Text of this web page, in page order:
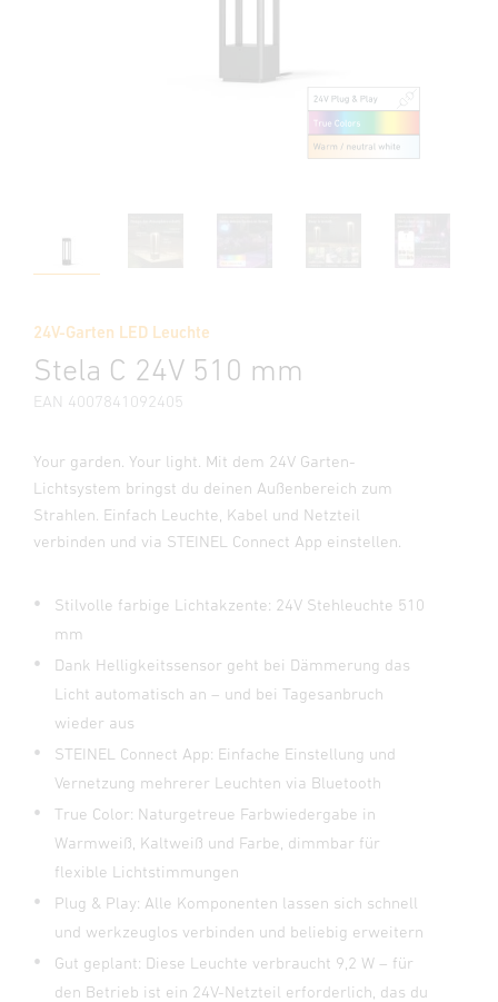
24V-Garten LED Leuchte
Stela C 24V 510 mm
EAN 4007841092405
Your garden. Your light. Mit dem 24V Garten-
Lichtsystem bringst du deinen Außenbereich zum
Strahlen. Einfach Leuchte, Kabel und Netzteil
verbinden und via STEINEL Connect App einstellen.
Stilvolle farbige Lichtakzente: 24V Stehleuchte 510
mm
Dank Helligkeitssensor geht bei Dämmerung das
Licht automatisch an – und bei Tagesanbruch
wieder aus
STEINEL Connect App: Einfache Einstellung und
Vernetzung mehrerer Leuchten via Bluetooth
True Color: Naturgetreue Farbwiedergabe in
Warmweiß, Kaltweiß und Farbe, dimmbar für
flexible Lichtstimmungen
Plug & Play: Alle Komponenten lassen sich schnell
und werkzeuglos verbinden und beliebig erweitern
Gut geplant: Diese Leuchte verbraucht 9,2 W – für
den Betrieb ist ein 24V-Netzteil erforderlich, das du